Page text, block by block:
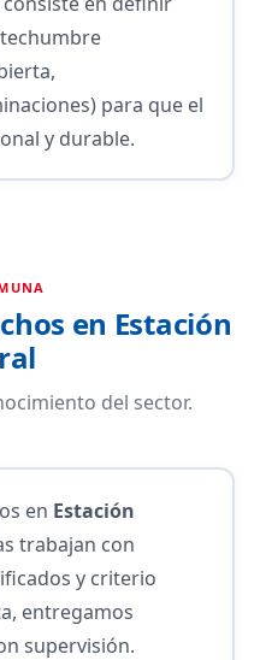
para que el
y durable.
en Estación
del sector.
en Estación
trabajan con
y criterio
entregamos
supervisión.